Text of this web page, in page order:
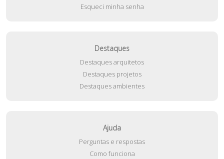
Esqueci minha senha
Destaques
Destaques arquitetos
Destaques projetos
Destaques ambientes
Ajuda
Perguntas e respostas
Como funciona